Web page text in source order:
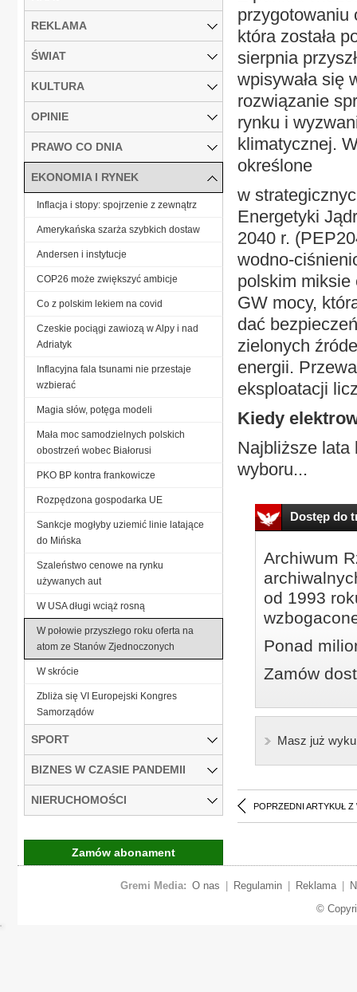
przygotowaniu
która została
sierpnia
wpisywała się
rozwiązanie
rynku i
klimatycznej.
określone
w
Energetyki
2040 r.
wodno-
polskim miksie
GW mocy,
dać
zielonych
energii.
eksploatacji
Kiedy
Najbliższe lata
wyboru...
Dostęp do
Archiwum
od 1993
Ponad
Zamów
Masz już
POPRZEDNI ARTYKUŁ Z
REKLAMA
ŚWIAT
KULTURA
OPINIE
PRAWO CO DNIA
EKONOMIA I RYNEK
Inflacja i stopy: spojrzenie z zewnątrz
Amerykańska szarża szybkich dostaw
Andersen i instytucje
COP26 może zwiększyć ambicje
Co z polskim lekiem na covid
Czeskie pociągi zawiozą w Alpy i nad
Adriatyk
Inflacyjna fala tsunami nie przestaje
wzbierać
Magia słów, potęga modeli
Mała moc samodzielnych polskich
obostrzeń wobec Białorusi
PKO BP kontra frankowicze
Rozpędzona gospodarka UE
Sankcje mogłyby uziemić linie latające
do Mińska
Szaleństwo cenowe na rynku
używanych aut
W USA długi wciąż rosną
W połowie przyszłego roku oferta na
atom ze Stanów Zjednoczonych
W skrócie
Zbliża się VI Europejski Kongres
Samorządów
SPORT
BIZNES W CZASIE PANDEMII
NIERUCHOMOŚCI
Zamów abonament
Gremi Media: O nas Regulamin Reklama
©